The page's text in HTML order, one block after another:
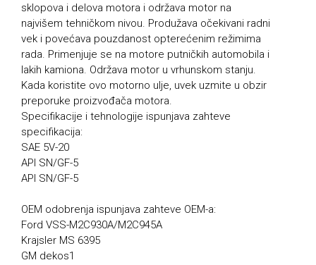
sklopova i delova motora i održava motor na
najvišem tehničkom nivou. Produžava očekivani radni
vek i povećava pouzdanost opterećenim režimima
rada. Primenjuje se na motore putničkih automobila i
lakih kamiona. Održava motor u vrhunskom stanju.
Kada koristite ovo motorno ulje, uvek uzmite u obzir
preporuke proizvođača motora.
Specifikacije i tehnologije ispunjava zahteve
specifikacija:
SAE 5V-20
API SN/GF-5
API SN/GF-5
OEM odobrenja ispunjava zahteve OEM-a:
Ford VSS-M2C930A/M2C945A
Krajsler MS 6395
GM dekos1